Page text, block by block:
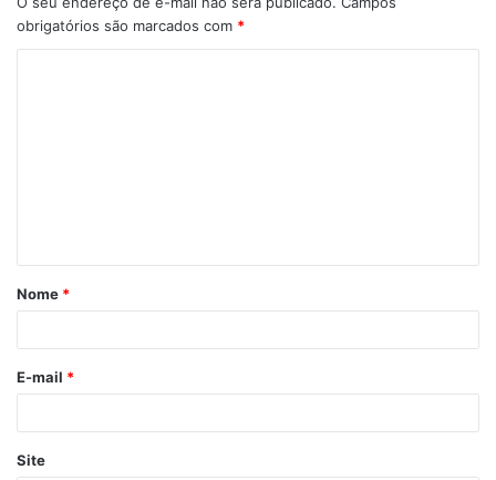
obrigatórios são marcados com *
á
r
*
Nome *
E-mail *
Site